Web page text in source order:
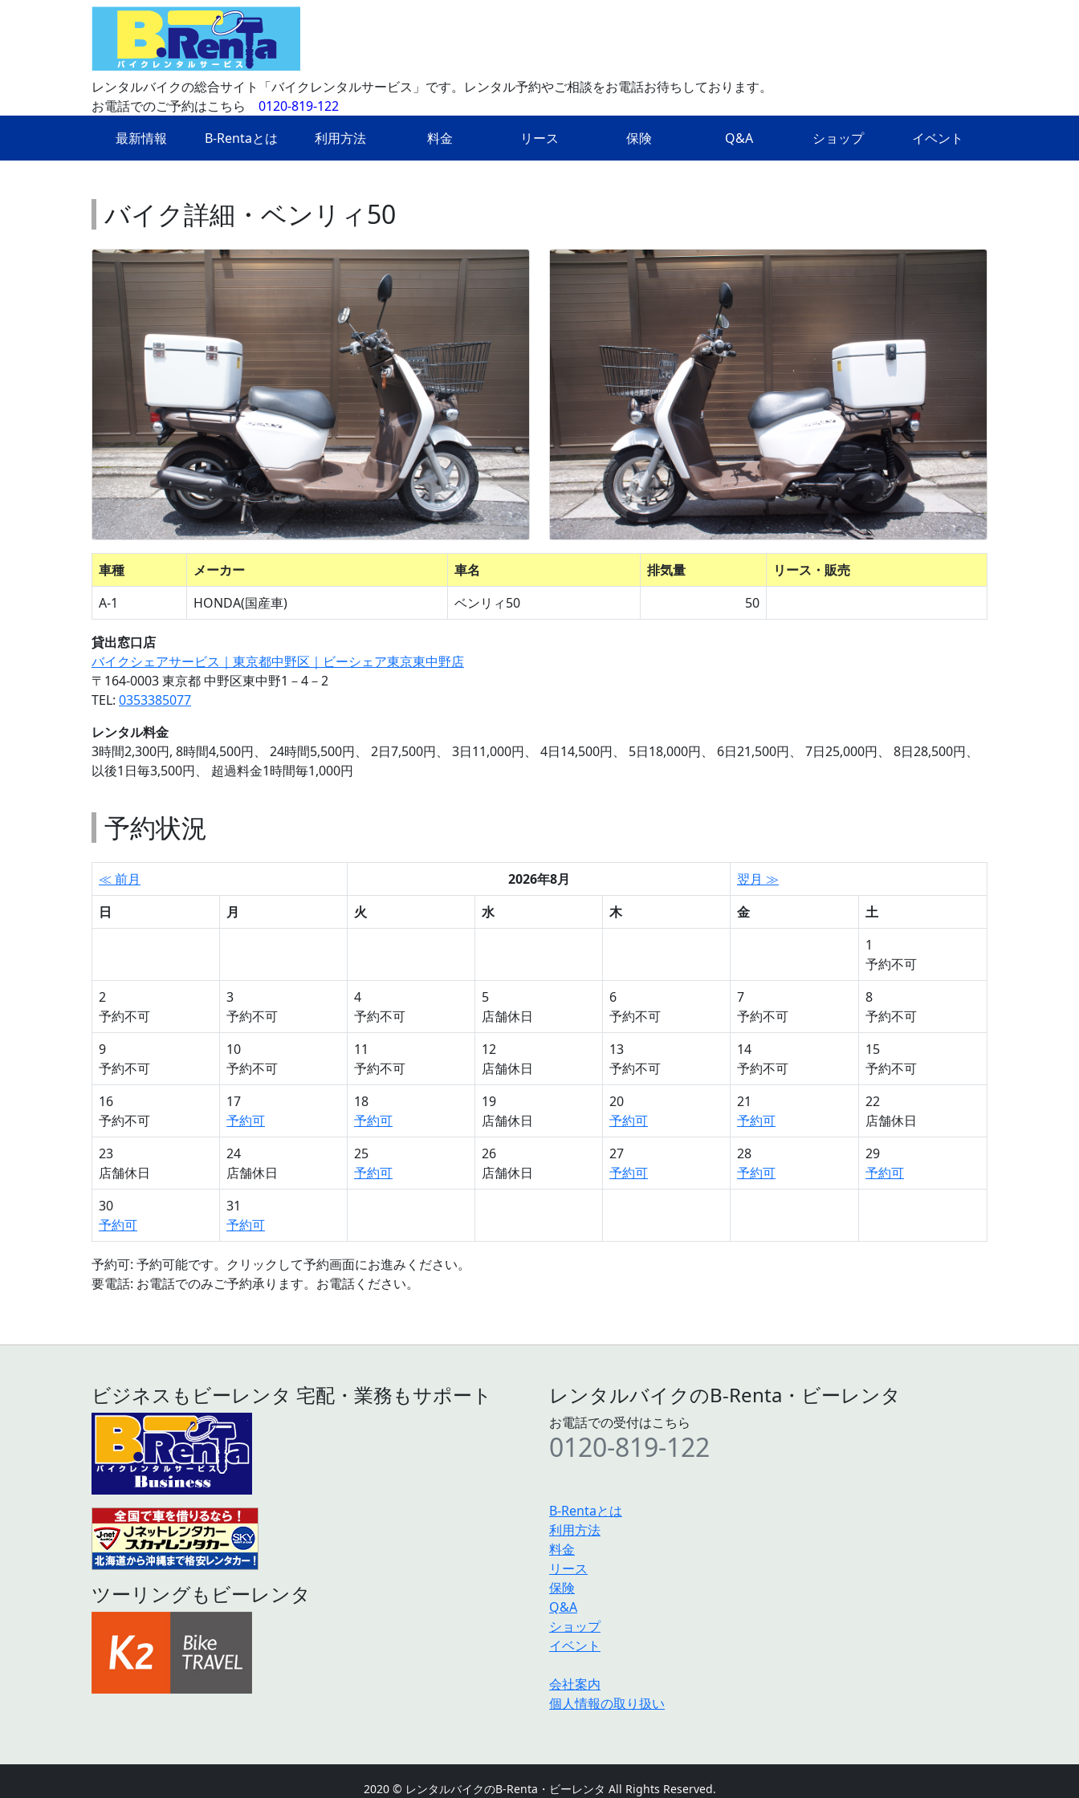
レンタルバイクの総合サイト「バイクレンタルサービス」です。レンタル予約やご相談をお電話お待ちしております。
お電話でのご予約はこちら 0120-819-122
最新情報
B-Rentaとは 利用方法 料金 リース 保険 Q&A ショップ イベント
バイク詳細・ベンリィ50
車種 メーカー 車名 排気量
リース・販売
A-1
HONDA(国産車) ベンリィ50 50
貸出窓口店
バイクシェアサービス｜東京都中野区｜ビーシェア東京東中野店
〒164-0003 東京都 中野区東中野1－4－2
TEL: 0353385077
レンタル料金
3時間2,300円, 8時間4,500円、 24時間5,500円、 2日7,500円、 3日11,000円、 4日14,500円、 5日18,000円、 6日21,500円、 7日25,000円、 8日28,500円、
以後1日毎3,500円、 超過料金1時間毎1,000円
予約状況
≪ 前月 2026年8月
翌月 ≫
日
月 火 水 木 金
土
1
予約不可
2
予約不可
3
予約不可
4
予約不可
5
店舗休日
6
予約不可
7
予約不可
8
予約不可
9
予約不可
10
予約不可
11
予約不可
12
店舗休日
13
予約不可
14
予約不可
15
予約不可
16
予約不可
17
予約可
18
予約可
19
店舗休日
20
予約可
21
予約可
22
店舗休日
23
店舗休日
24
店舗休日
25
予約可
26
店舗休日
27
予約可
28
予約可
29
予約可
30
予約可
31
予約可
予約可: 予約可能です。クリックして予約画面にお進みください。
要電話: お電話でのみご予約承ります。お電話ください。
レンタルバイクのB-Renta・ビーレンタ
お電話での受付はこちら
0120-819-122
B-Rentaとは
利用方法
料金
リース
保険
Q&A
ショップ
イベント
会社案内
個人情報の取り扱い
ビジネスもビーレンタ 宅配・業務もサポート
ツーリングもビーレンタ
2020 © レンタルバイクのB-Renta・ビーレンタ All Rights Reserved.